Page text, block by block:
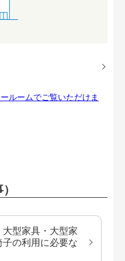
ルームでご覧いただけま
型家具・大型家
の利用に必要な